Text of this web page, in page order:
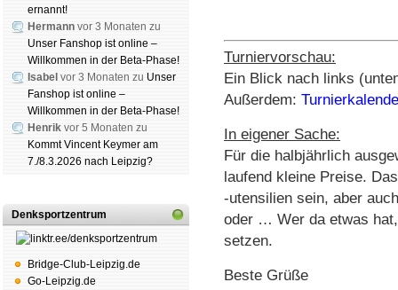
ernannt!
Hermann vor 3 Monaten zu
Unser Fanshop ist online –
Willkommen in der Beta-Phase!
Isabel vor 3 Monaten zu Unser
Fanshop ist online –
Willkommen in der Beta-Phase!
Henrik vor 5 Monaten zu
Kommt Vincent Keymer am
7./8.3.2026 nach Leipzig?
Denksportzentrum
Bridge-Club-Leipzig.de
Go-Leipzig.de
Turniervorschau:
Ein Blick nach links
Außerdem:
In eigener Sache:
Für die halbjährlich
laufend kleine Preise.
-utensilien sein, aber
oder … Wer da etwas
setzen.
Beste Grüße